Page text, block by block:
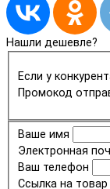
Нашли дешевле?
Если у
Промокод
Ваше имя
Электронная
Ваш телефон
Ссылка на товар